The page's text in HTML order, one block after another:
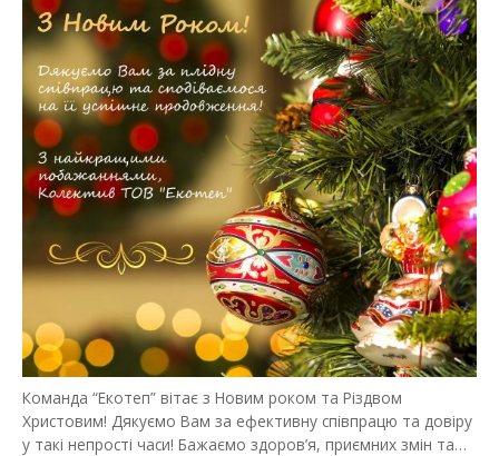
Команда “Екотеп” вітає з Новим роком та Різдвом
Христовим! Дякуємо Вам за ефективну співпрацю та довіру
у такі непрості часи! Бажаємо здоров’я, приємних змін та…